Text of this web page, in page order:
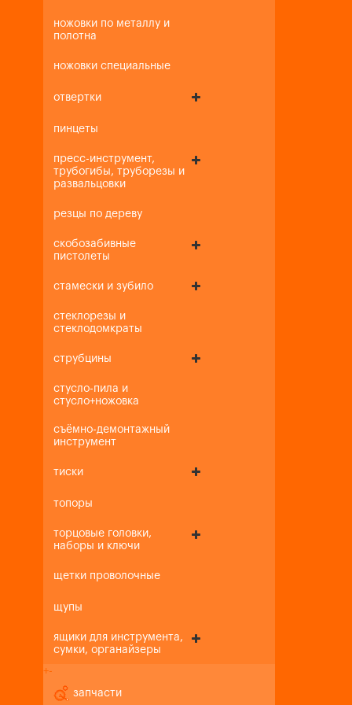
ножовки по металлу и
полотна
ножовки специальные
отвертки
пинцеты
пресс-инструмент,
трубогибы, труборезы и
развальцовки
резцы по дереву
скобозабивные
пистолеты
стамески и зубило
стеклорезы и
стеклодомкраты
струбцины
стусло-пила и
стусло+ножовка
съёмно-демонтажный
инструмент
тиски
топоры
торцовые головки,
наборы и ключи
щетки проволочные
щупы
ящики для инструмента,
сумки, органайзеры
+-
запчасти